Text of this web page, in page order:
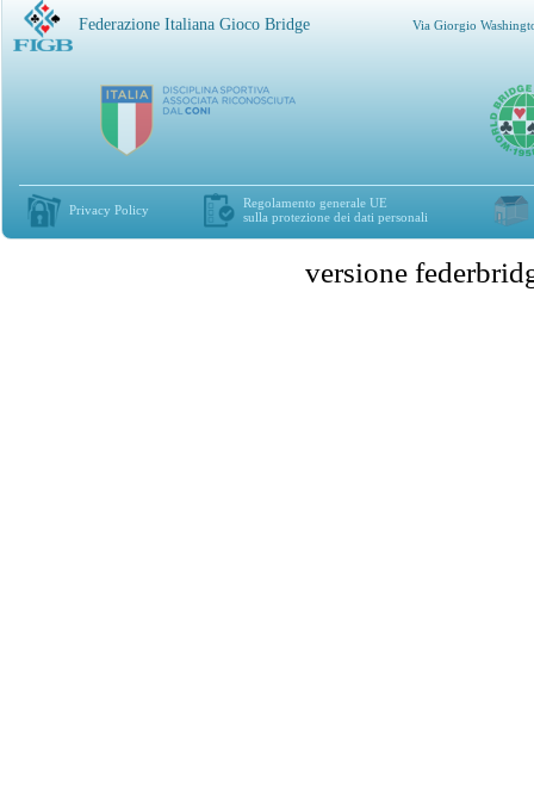
Federazione Italiana Gioco Bridge Via Giorgio
Privacy Policy
Regolamento generale UE
sulla protezione dei dati personali
versione